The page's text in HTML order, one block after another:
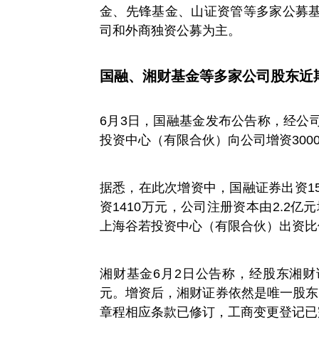
金、先锋基金、山证资管等多家公募
司和外商独资公募为主。
国融、湘财基金等多家公司股东近
6月3日，国融基金发布公告称，经公
投资中心（有限合伙）向公司增资
据悉，在此次增资中，国融证券出资
资1410万元，公司注册资本由2.2亿
上海谷若投资中心（有限合伙）出资
湘财基金6月2日公告称，经股东湘
元。增资后，湘财证券依然是唯一股
章程相应条款已修订，工商变更登记